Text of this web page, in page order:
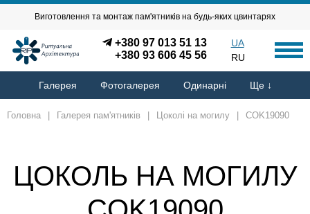
Виготовлення та монтаж пам'ятників на будь-яких цвинтарях
+380 97 013 51 13
+380 93 606 45 56
UA
RU
Галерея Фотогалерея Одинарні Ще ↓
Головна Галерея пам'ятників Цоколі на могилу COK19090
ЦОКОЛЬ НА МОГИЛУ